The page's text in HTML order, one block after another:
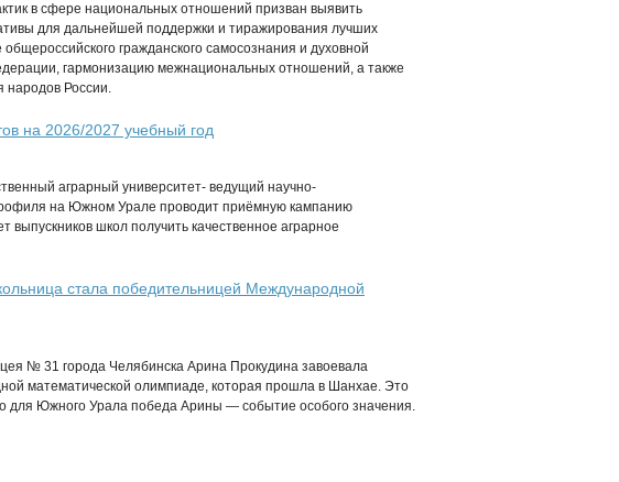
в сфере национальных отношений призван выявить
для дальнейшей поддержки и тиражирования лучших
гражданского самосознания и духовной
гармонизацию межнациональных отношений, а также
народов России.
на 2026/2027 учебный год
аграрный университет- ведущий научно-
на Южном Урале проводит приёмную кампанию
выпускников школ получить качественное аграрное
стала победительницей Международной
№ 31 города Челябинска Арина Прокудина завоевала
математической олимпиаде, которая прошла в Шанхае. Это
для Южного Урала победа Арины — событие особого значения.